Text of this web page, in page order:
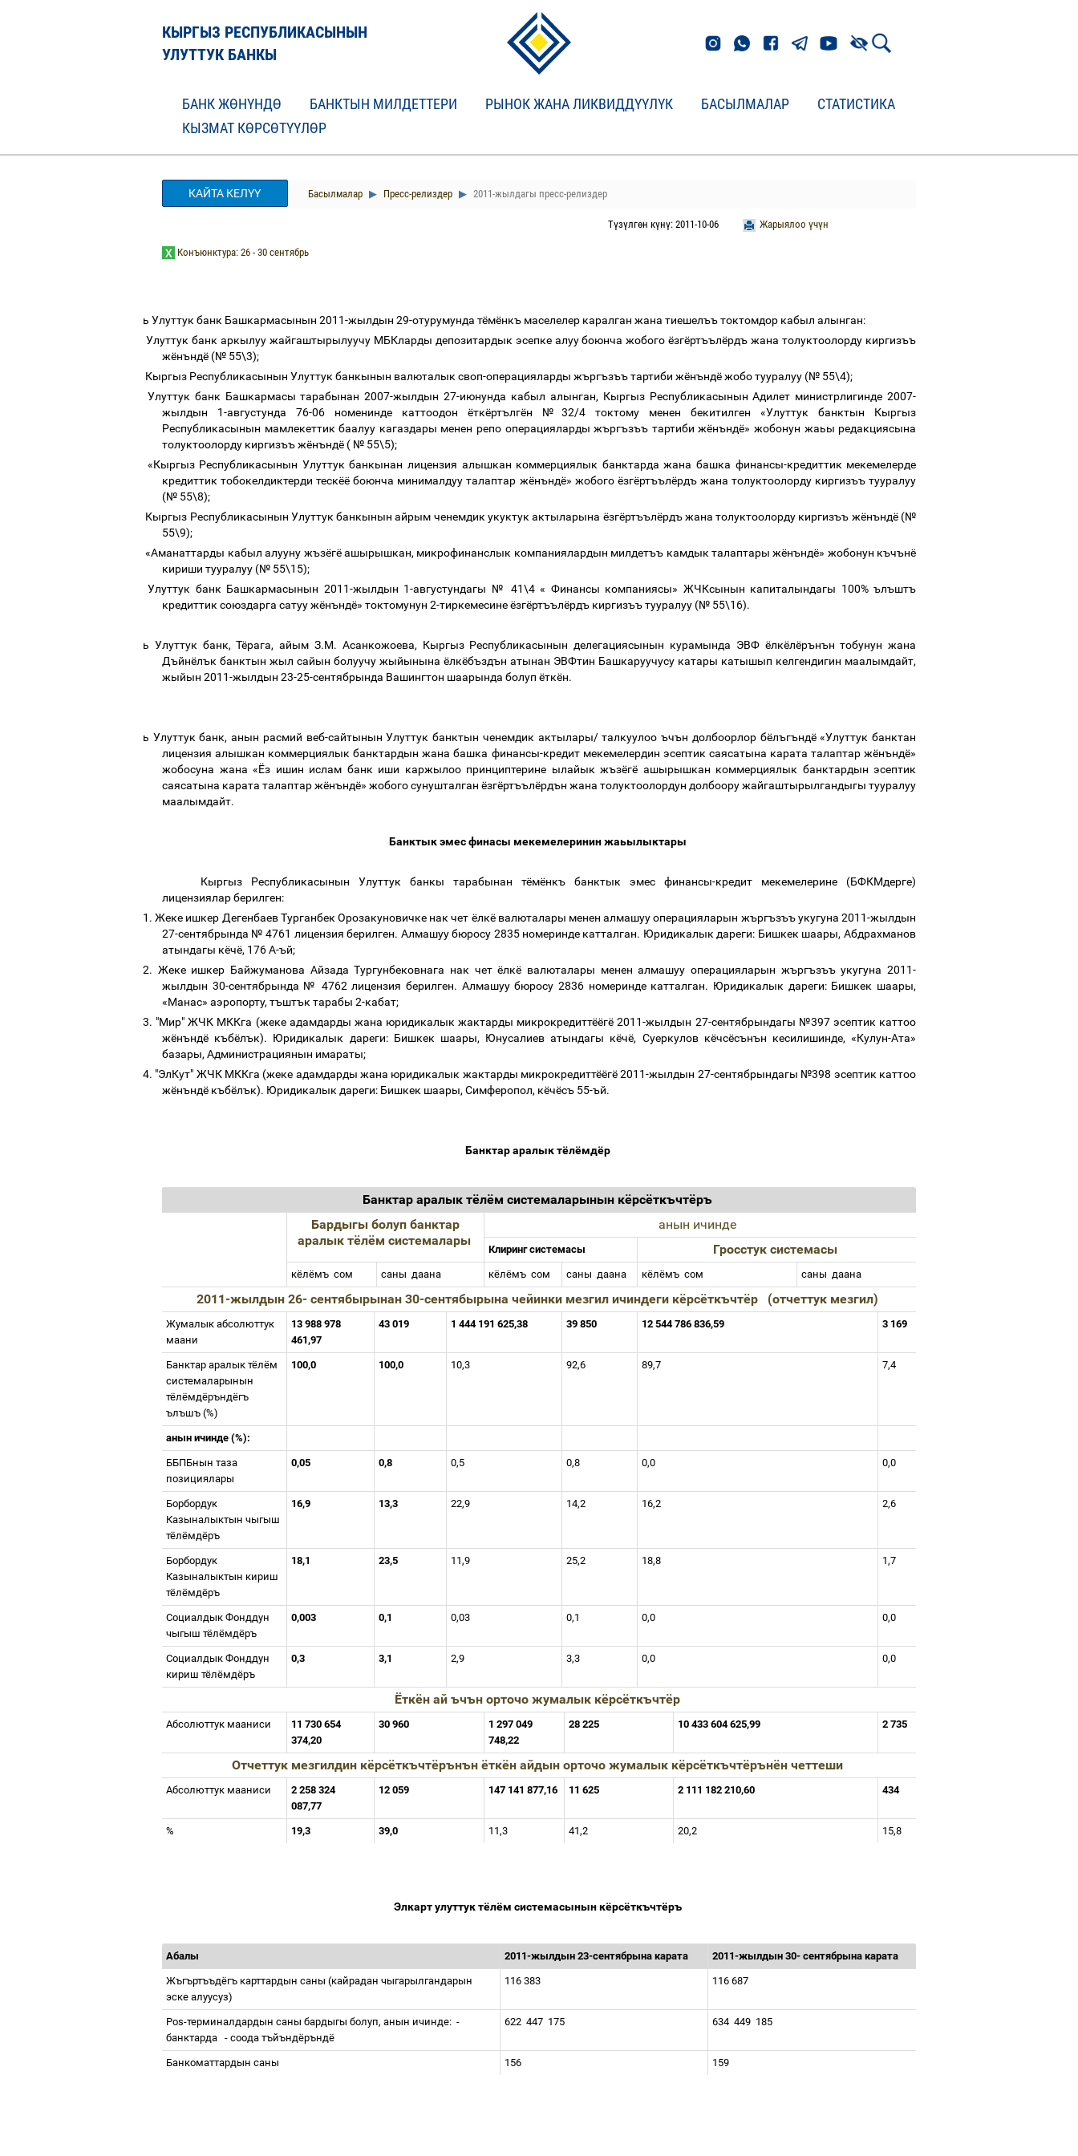
КЫРГЫЗ РЕСПУБЛИКАСЫНЫН
УЛУТТУК БАНКЫ
БАНК ЖӨНҮНДӨ БАНКТЫН МИЛДЕТТЕРИ РЫНОК ЖАНА ЛИКВИДДҮҮЛҮК БАСЫЛМАЛАР
СТАТИСТИКА
КЫЗМАТ КӨРСӨТҮҮЛӨР
КАЙТА КЕЛҮҮ Басылмалар Пресс-релиздер 2011-жылдагы пресс-релиздер
Жарыялоо үчүн
Түзүлгөн күнү: 2011-10-06
Конъюнктура: 26 - 30 сентябрь
ь Улуттук банк Башкармасынын 2011-жылдын 29-отурумунда тёмёнкъ маселелер каралган жана тиешелъътоктомдор кабыл алынган:
Улуттук банк аркылуу жайгаштырылуучу МБКларды депозитардык эсепке алуу боюнча жобого ёзгёртъълёрдъ жана толуктоолорду киргизъъ
жёнъндё (№ 55\3);
Кыргыз Республикасынын Улуттук банкынын валюталык своп-операцияларды жъргъзъътартиби жёнъндёжоботууралуу (№ 55\4);
Улуттук банк Башкармасы тарабынан 2007-жылдын 27-июнунда кабыл алынган, Кыргыз Республикасынын Адилет министрлигинде 2007-
жылдын 1-августунда 76-06 номенинде каттоодон ёткёртългён № 32/4 токтому менен бекитилген «Улуттук банктын
Кыргыз
Республикасынын мамлекеттик баалуу кагаздары менен репо операцияларды жъргъзъъ тартиби жёнъндё» жобонун жаьы редакциясына
толуктоолорду киргизъъжёнъндё ( № 55\5);
«Кыргыз Республикасынын Улуттук банкынан лицензия алышкан коммерциялык банктарда жана башка финансы-кредиттик мекемелерде
кредиттик тобокелдиктерди тескёё боюнча минималдуу талаптар жёнъндё» жобого ёзгёртъълёрдъ жана толуктоолорду киргизъъ тууралуу
(№ 55\8);
Кыргыз Республикасынын Улуттук банкынын айрым ченемдик укуктук актыларына ёзгёртъълёрдъ жана толуктоолорду киргизъъ жёнъндё(№
55\9);
«Аманаттарды кабыл алууну жъзёгё ашырышкан, микрофинанслык компаниялардын милдетъъ камдык талаптары жёнъндё» жобонун къчънё
кириши тууралуу (№ 55\15);
Улуттук банк Башкармасынын 2011-жылдын 1-августундагы № 41\4« Финансы компаниясы» ЖЧКсынын капиталындагы 100%ълъштъ
кредиттик союздарга сатуужёнъндё» токтомунун 2-тиркемесинеёзгёртъълёрдъ киргизъътууралуу (№ 55\16).
ь Улуттук банк,Тёрага,айым З.М. Асанкожоева, Кыргыз Республикасынын делегациясынын курамында ЭВФ ёлкёлёрънън тобунун жана
Дъйнёлък банктын жыл сайын болуучу жыйынына ёлкёбъздън атынан ЭВФтин Башкаруучусу катары катышып келгендигин маалымдайт,
жыйын 2011-жылдын 23-25-сентябрында Вашингтон шаарында болуп ёткён.
ь Улуттук банк,анын расмий веб-сайтынын Улуттук банктын ченемдик актылары/талкуулоо ъчън долбоорлор бёлъгъндё «Улуттук банктан
лицензия алышкан коммерциялык банктардын жана башка финансы-кредит мекемелердин эсептик саясатына карата талаптар жёнъндё»
жобосуна жана «Ёз ишин ислам банк иши каржылоо принциптерине ылайык жъзёгё ашырышкан коммерциялык банктардын эсептик
саясатына карата талаптаржёнъндё» жобогосунушталган ёзгёртъълёрдън жана толуктоолордун долбооружайгаштырылгандыгы тууралуу
маалымдайт.
Банктыкэмесфинасы мекемелерининжаьылыктары
Кыргыз Республикасынын Улуттук банкы тарабынан тёмёнкъ банктык эмес финансы-кредит мекемелерине (БФКМдерге)
лицензияларберилген:
1. Жеке ишкер Дегенбаев Турганбек Орозакуновичке нак чет ёлкё валюталары менен алмашуу операцияларын жъргъзъъ укугуна 2011-жылдын
27-сентябрында № 4761 лицензия берилген. Алмашуу бюросу 2835 номеринде катталган. Юридикалык дареги: Бишкек шаары, Абдрахманов
атындагы кёчё, 176А-ъй;
2. Жеке ишкер Байжуманова Айзада Тургунбековнага нак чет ёлкё валюталары менен алмашуу операцияларын жъргъзъъ укугуна 2011-
жылдын 30-сентябрында № 4762лицензия берилген. Алмашуу бюросу 2836 номеринде катталган. Юридикалык дареги: Бишкек шаары,
«Манас» аэропорту, тъштък тарабы 2-кабат;
3. "Мир"ЖЧК МККга (жеке адамдарды жана юридикалык жактарды микрокредиттёёгё 2011-жылдын 27-сентябрындагы №397 эсептик каттоо
жёнъндё къбёлък). Юридикалык дареги: Бишкек шаары, Юнусалиев атындагы кёчё, Суеркулов кёчсёсънън кесилишинде,«Кулун-Ата»
базары, Администрациянын имараты;
4. "ЭлКут" ЖЧК МККга (жеке адамдарды жана юридикалык жактарды микрокредиттёёгё2011-жылдын 27-сентябрындагы №398 эсептик каттоо
жёнъндё къбёлък). Юридикалык дареги: Бишкек шаары, Симферопол, кёчёсъ 55-ъй.
Банктараралыктёлёмдёр
Банктар аралык тёлём системаларынын кёрсёткъчтёръ
Бардыгы болуп банктар
аралык тёлём системалары
анын ичинде
Клиринг системасы Гросстук системасы
кёлёмъ сом саны даана кёлёмъ сом саны даана кёлёмъ сом саны даана
2011-жылдын 26- сентябырынан 30-сентябырына чейинки мезгил ичиндеги кёрсёткъчтёр (отчеттук мезгил)
Жумалык абсолюттук
маани
13 988 978
461,97
43 019 1 444 191 625,38 39 850 12 544 786 836,59 3 169
Банктар аралык тёлём
системаларынын
тёлёмдёръндёгъ
ълъшъ (%)
100,0 100,0 10,3 92,6 89,7 7,4
анын ичинде (%):
ББПБнын таза
позициялары
0,05 0,8 0,5 0,8 0,0 0,0
Борбордук
Казыналыктын чыгыш
тёлёмдёръ
16,9 13,3 22,9 14,2 16,2 2,6
Борбордук
Казыналыктын кириш
тёлёмдёръ
18,1 23,5 11,9 25,2 18,8 1,7
Социалдык Фонддун
чыгыш тёлёмдёръ
0,003 0,1 0,03 0,1 0,0 0,0
Социалдык Фонддун
кириш тёлёмдёръ
0,3 3,1 2,9 3,3 0,0 0,0
Ёткён ай ъчън орточо жумалык кёрсёткъчтёр
Абсолюттук мааниси
11 730 654
374,20
30 960
1 297 049
748,22
28 225 10 433 604 625,99 2 735
Отчеттук мезгилдин кёрсёткъчтёрънън ёткён айдын орточо жумалык кёрсёткъчтёрънён четтеши
Абсолюттук мааниси
2 258 324
087,77
12 059 147 141 877,16 11 625 2 111 182 210,60 434
% 19,3 39,0 11,3 41,2 20,2 15,8
Элкартулуттуктёлём системасынынкёрсёткъчтёръ
Абалы 2011-жылдын 23-сентябрына карата 2011-жылдын 30- сентябрына карата
Жъгъртъъдёгъ карттардын саны (кайрадан чыгарылгандарын
эске алуусуз)
116 383 116 687
Pos-терминалдардын саны бардыгы болуп, анын ичинде: -
банктарда - соода тъйъндёръндё
622 447 175 634 449 185
Банкоматтардын саны 156 159